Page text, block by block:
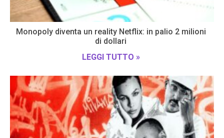
Monopoly diventa un reality Netflix: in palio 2 milioni
di dollari
LEGGI TUTTO »